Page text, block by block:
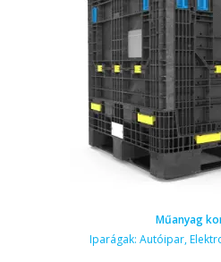
Műanyag
Iparágak: Autóipar,